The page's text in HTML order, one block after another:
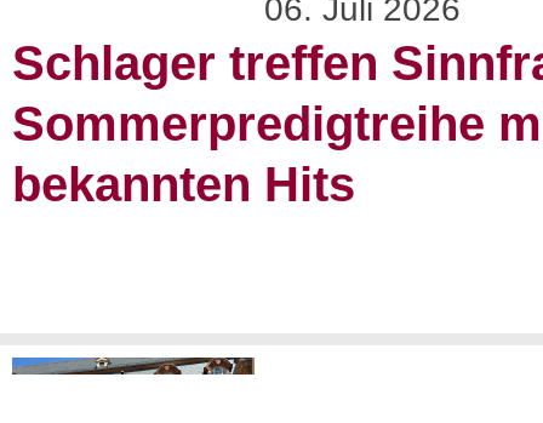
06. Juli 2026
Schlager treffen
Sommerpredigtreihe
bekannten Hits